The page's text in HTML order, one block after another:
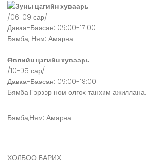
Зуны цагийн хуваарь
/06-09 сар/
Даваа-Баасан: 09:00-17:00
Бямба, Ням: Амарна
Өвлийн цагийн хуваарь
/10-05 сар/
Даваа-Баасан: 09:00-18:00.
Бямба:Гэрээр ном олгох танхим ажиллана.
Бямба,Ням: Амарна.
ХОЛБОО БАРИХ: